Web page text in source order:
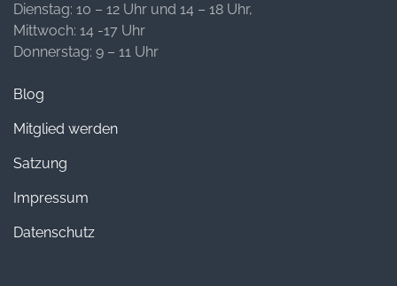
Dienstag: 10 – 12 Uhr und 14 – 18 Uhr,
Mittwoch: 14 -17 Uhr
Donnerstag: 9 – 11 Uhr
Blog
Mitglied werden
Satzung
Impressum
Datenschutz